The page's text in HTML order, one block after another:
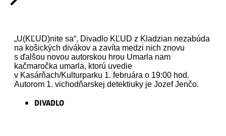
„U(KĽUD)nite sa“, Divadlo KĽUD z Kladzian nezabúda
na košických divákov a zavíta medzi nich znovu
s ďalšou novou autorskou hrou Umarla nam
kačmaročka umarla, ktorú uvedie
v Kasárňach/Kulturparku 1. februára o 19:00 hod.
Autorom 1. vichodňarskej detektiuky je Jozef Jenčo.
DIVADLO